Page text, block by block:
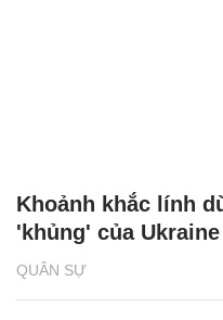
QUÂN SỰ
Khoảnh khắc lính
'khủng' của Ukraine